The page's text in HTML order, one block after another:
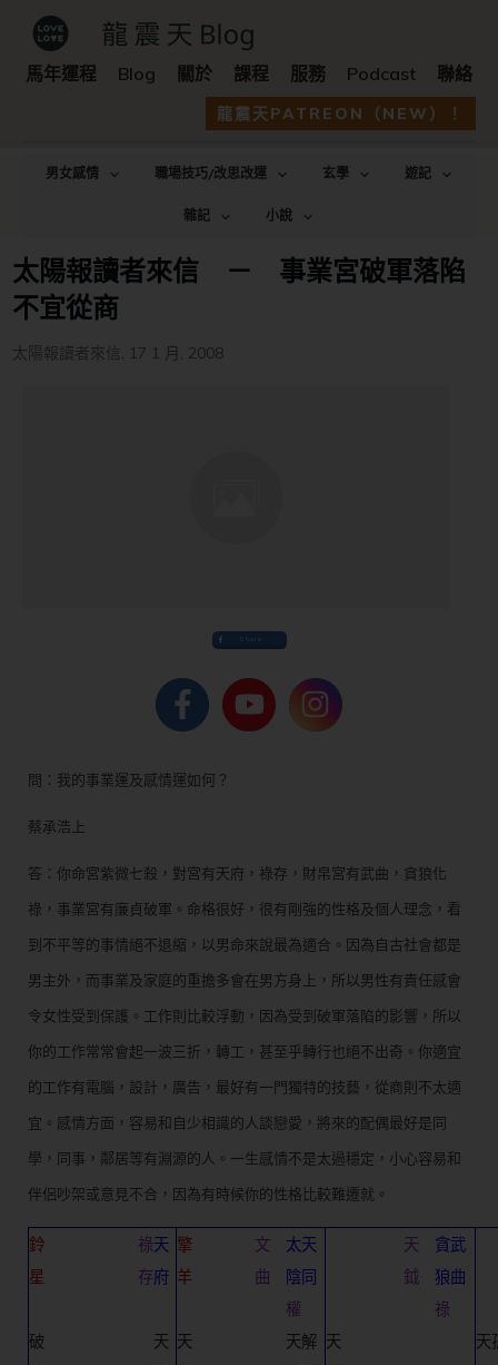
馬年運程 Blog 關於 課程 服務 Podcast 聯絡
龍震天PATREON（NEW）！
男女感情 職場技巧/改思改運 玄學
遊記
雜記
小說
太陽報讀者來信 － 事業宮破軍落陷
不宜從商
太陽報讀者來信 , 17 1 月, 2008
Share
問：我的事業運及感情運如何？
蔡承浩上
答：你命宮紫微七殺，對宮有天府，祿存，財帛宮有武曲，貪狼化
祿，事業宮有廉貞破軍。命格很好，很有剛強的性格及個人理念，看
到不平等的事情絕不退縮，以男命來說最為適合。因為自古社會都是
男主外，而事業及家庭的重擔多會在男方身上，所以男性有責任感會
令女性受到保護。工作則比較浮動，因為受到破軍落陷的影響，所以
你的工作常常會起一波三折，轉工，甚至乎轉行也絕不出奇。你適宜
的工作有電腦，設計，廣告，最好有一門獨特的技藝，從商則不太適
宜。感情方面，容易和自少相識的人談戀愛，將來的配偶最好是同
學，同事，鄰居等有淵源的人。一生感情不是太過穩定，小心容易和
伴侶吵架或意見不合，因為有時候你的性格比較難遷就。
鈴 祿天
星
存府
破　　　　　　　天
擎 文
太天
羊
曲
陰同
權
天　　　　　　天解
天
貪武
鉞
狼曲
祿
天
天